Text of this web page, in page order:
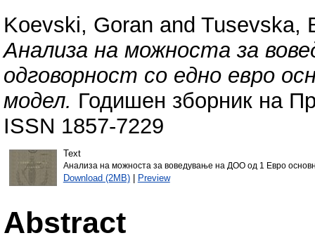
Koevski, Goran and Tusevska,
Анализа на можноста за
одговорност со едно евро
модел. Годишен зборник на
ISSN 1857-7229
Text
Анализа на можноста за воведување на ДОО од 1 Евро
Download (2MB)| Preview
Abstract